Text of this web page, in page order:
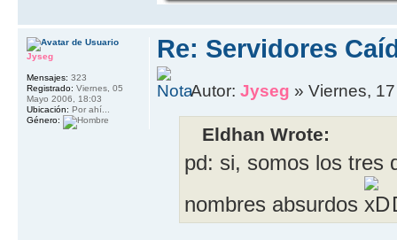
Re: Servidores
Autor:Jyseg » Viernes,
Eldhan Wrote:
pd: si, somos los tres
nombres absurdos
Jyseg
Mensajes: 323
Registrado: Viernes, 05
Mayo 2006, 18:03
Ubicación: Por ahí...
Género: